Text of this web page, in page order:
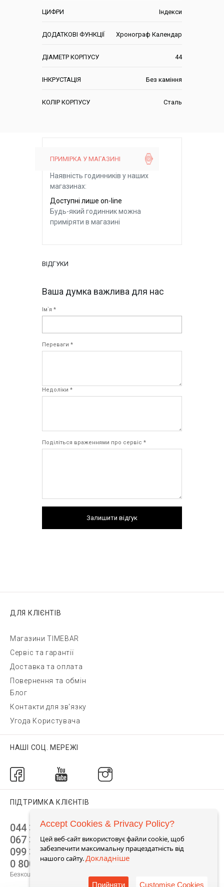
ЦИФРИ Індекси
ДОДАТКОВІ ФУНКЦІЇ Хронограф Календар
ДІАМЕТР КОРПУСУ 44
ІНКРУСТАЦІЯ Без каміння
КОЛІР КОРПУСУ Сталь
ПРИМІРКА У МАГАЗИНІ
Наявність годинників у наших
магазинах:
Доступні лише on-line
Будь-який годинник можна
приміряти в магазині
ВІДГУКИ
Ваша думка важлива для нас
Ім`я *
Переваги *
Недоліки *
Поділіться враженнями про сервіс *
Залишити відгук
ДЛЯ КЛІЄНТІВ
Магазини TIMEBAR
Сервіс та гарантії
Доставка та оплата
Повернення та обмін
Блог
Контакти для зв'язку
Угода Користувача
НАШІ СОЦ. МЕРЕЖІ
ПІДТРИМКА КЛІЄНТІВ
044 392 44 45
067 344 14 44 (viber)
099 399 23 80
0 800 305 805
Безкоштовно по Україні
Accept Cookies & Privacy Policy?
Цей веб-сайт використовує файли cookie, щоб
забезпечити максимальну працездатність від
нашого сайту.Докладніше
Прийняти Customise Cookies